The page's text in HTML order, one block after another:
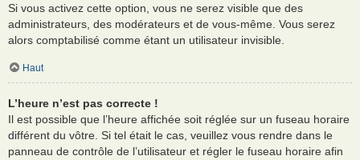
Si vous activez cette option, vous ne serez visible que des
administrateurs, des modérateurs et de vous-même. Vous serez
alors comptabilisé comme étant un utilisateur invisible.
Haut
L’heure n’est pas correcte !
Il est possible que l’heure affichée soit réglée sur un fuseau horaire
différent du vôtre. Si tel était le cas, veuillez vous rendre dans le
panneau de contrôle de l’utilisateur et régler le fuseau horaire afin